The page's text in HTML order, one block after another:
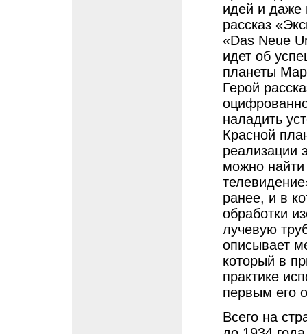
идей и даже
рассказ
«Das Neue
идет об
планеты
Герой
наладить
Красной
реализации
можно найти
ранее, и в
обработки
лучевую
описывает
который в
практике
первым его
Всего на